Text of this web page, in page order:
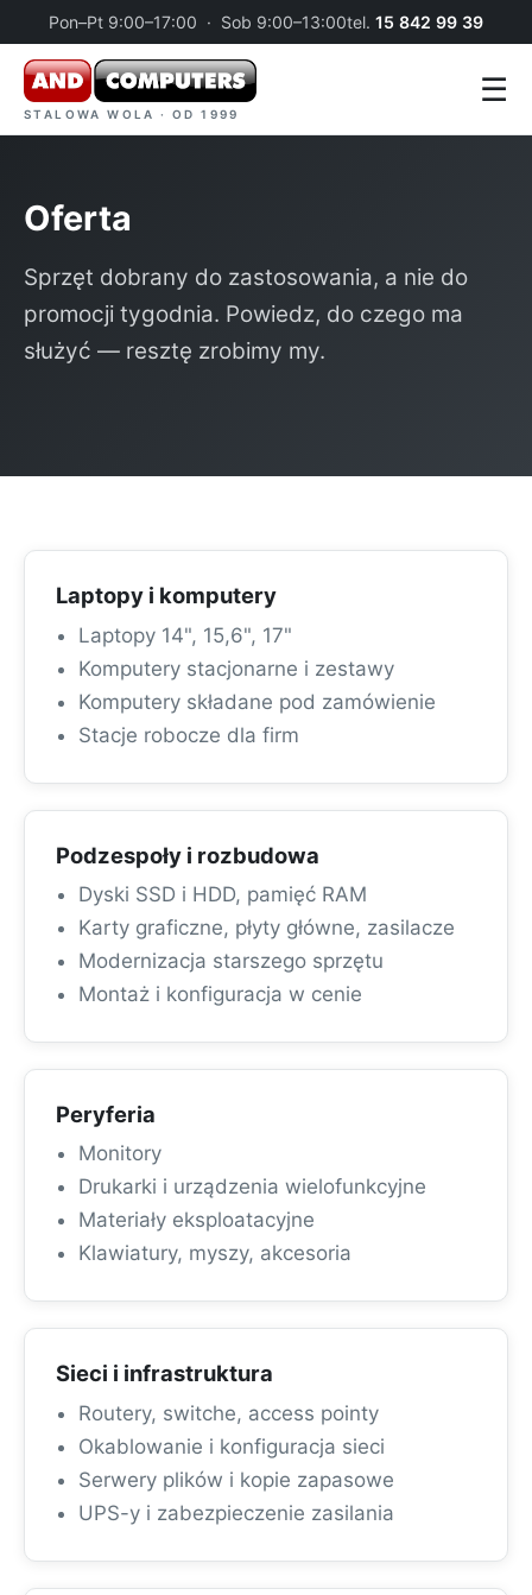
Pon–Pt 9:00–17:00 · Sob 9:00–13:00tel. 15 842 99 39
STALOWA WOLA · OD 1999
☰
Oferta
Sprzęt dobrany do zastosowania, a nie do
promocji tygodnia. Powiedz, do czego ma
służyć — resztę zrobimy my.
Laptopy i komputery
Laptopy 14", 15,6", 17"
Komputery stacjonarne i zestawy
Komputery składane pod zamówienie
Stacje robocze dla firm
Podzespoły i rozbudowa
Dyski SSD i HDD, pamięć RAM
Karty graficzne, płyty główne, zasilacze
Modernizacja starszego sprzętu
Montaż i konfiguracja w cenie
Peryferia
Monitory
Drukarki i urządzenia wielofunkcyjne
Materiały eksploatacyjne
Klawiatury, myszy, akcesoria
Sieci i infrastruktura
Routery, switche, access pointy
Okablowanie i konfiguracja sieci
Serwery plików i kopie zapasowe
UPS-y i zabezpieczenie zasilania